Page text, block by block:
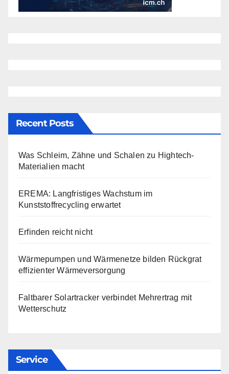
Recent Posts
Was Schleim, Zähne und Schalen zu Hightech-
Materialien macht
EREMA: Langfristiges Wachstum im
Kunststoffrecycling erwartet
Erfinden reicht nicht
Wärmepumpen und Wärmenetze bilden Rückgrat
effizienter Wärmeversorgung
Faltbarer Solartracker verbindet Mehrertrag mit
Wetterschutz
Service